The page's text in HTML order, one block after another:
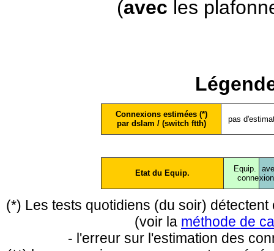
(avec les
Connexions estimées (*)
par dslam / (switch ftth)
pas
Etat du Equip.
Equip.
conne
(*) Les tests quotidiens (du soir)
(voir la méthode de
- l'erreur sur l'estimation des